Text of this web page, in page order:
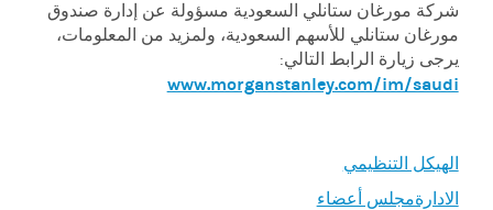
شركة مورغان ستانلي السعودية مسؤولة عن إدارة صندوق
مورغان ستانلي للأسهم السعودية، ولمزيد من المعلومات،
يرجى زيارة الرابط التالي:
www.morganstanley.com/im/saudi
الهيكل التنظيمي
الادارةمجلس أعضاء